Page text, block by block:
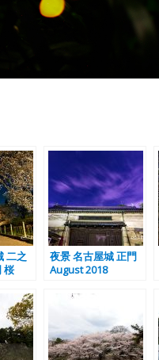
二之
桜
夜景 名古屋城 正門
August 2018